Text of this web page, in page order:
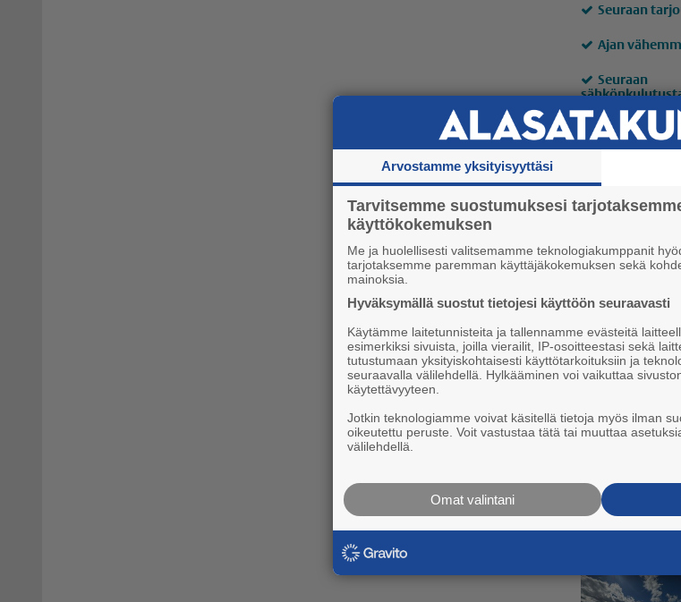
Seuraan
Ajan
Seuraan
Vaihdan
halvempaan
TURINAT
Arvostamme yksityisyyttäsi
Tarvitsemme suostumuksesi
käyttökokemuksen
Me ja huolellisesti valitsemamme teknologiakumppanit
tarjotaksemme paremman käyttäjäkokemuksen sekä
mainoksia.
Hyväksymällä suostut tietojesi käyttöön seuraavasti
Käytämme laitetunnisteita ja tallennamme evästeitä
esimerkiksi sivuista, joilla vierailit, IP-osoitteestasi sekä
tutustumaan yksityiskohtaisesti käyttötarkoituksiin ja
seuraavalla välilehdellä. Hylkääminen voi vaikuttaa
käytettävyyteen.
Jotkin teknologiamme voivat käsitellä tietoja myös ilman
oikeutettu peruste. Voit vastustaa tätä tai muuttaa
välilehdellä.
Omat valintani